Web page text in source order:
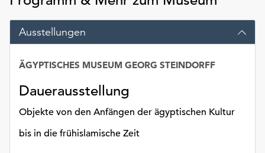
Möchten
die
Cookies
anpassen,
erreichen
Sie
Ausstellungen
Dauerausstellung
Objekte von den Anfängen der ägyptischen Kultur
bis in die frühislamische Zeit
ÄGYPTISCHES MUSEUM GEORG STEINDORFF
Datum